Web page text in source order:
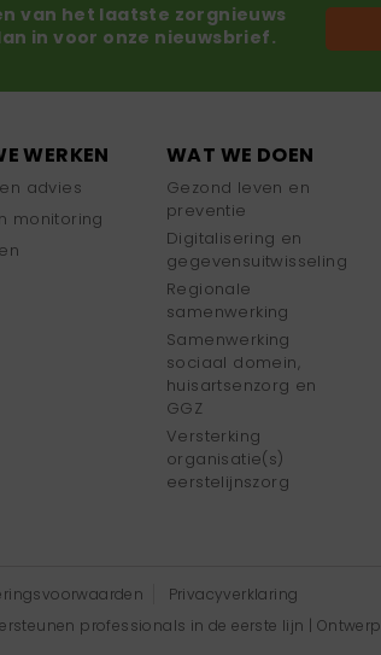
van het laatste zorgnieuws
in voor onze nieuwsbrief.
WERKEN
advies
monitoring
WAT WE DOEN
Gezond leven en
preventie
Digitalisering en
gegevensuitwisseling
Regionale
samenwerking
Samenwerking
sociaal domein,
huisartsenzorg en
GGZ
Versterking
organisatie(s)
eerstelijnszorg
Privacyverklaring
professionals in de eerste lijn |